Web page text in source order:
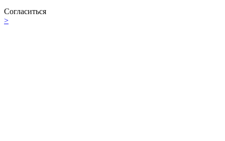
Согласиться
>